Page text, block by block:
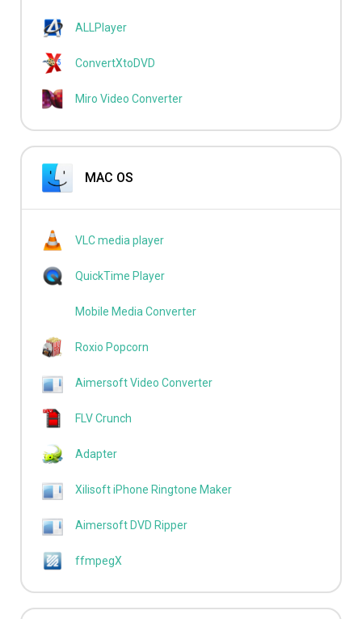
ALLPlayer
ConvertXtoDVD
Miro Video Converter
MAC OS
VLC media player
QuickTime Player
Mobile Media Converter
Roxio Popcorn
Aimersoft Video Converter
FLV Crunch
Adapter
Xilisoft iPhone Ringtone Maker
Aimersoft DVD Ripper
ffmpegX